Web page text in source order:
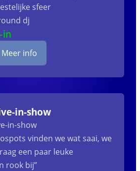
sfeer
dj
in
Meer info
in-show
vinden we wat saai, we
een paar leuke
rook bij”